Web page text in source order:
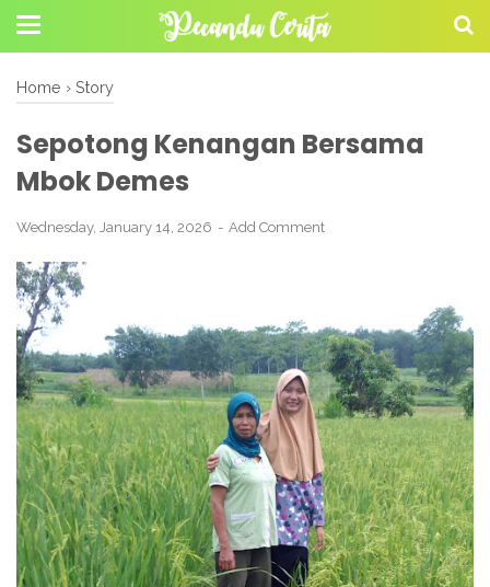
Home › Story
Sepotong Kenangan Bersama
Mbok Demes
Wednesday, January 14, 2026 Add Comment